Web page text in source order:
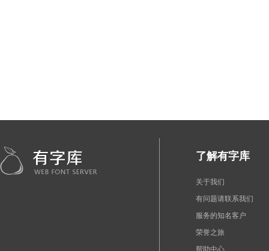
了解有字库
关于我们
有问题请联系我们
服务的知名客户
荣誉之旅
帮助中心